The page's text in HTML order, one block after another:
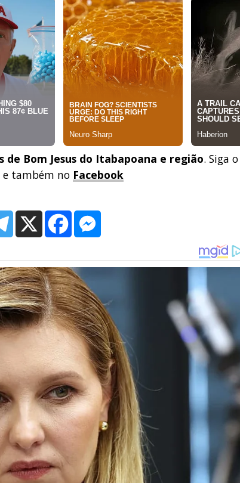
Bom Jesus do Itabapoana e região. Siga o
e também no Facebook